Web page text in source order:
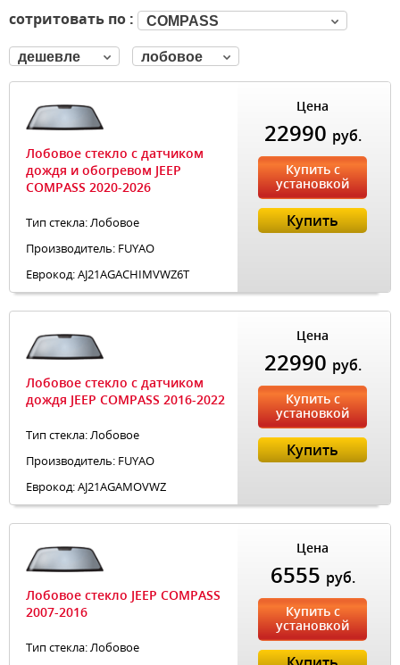
сотритовать по : COMPASS
дешевле лобовое
Лобовое стекло с датчиком
дождя и обогревом JEEP
COMPASS 2020-2026
Тип стекла: Лобовое
Производитель: FUYAO
Еврокод: AJ21AGACHIMVWZ6T
Цена
22990 руб.
Купить с
установкой
Купить
Лобовое стекло с датчиком
дождя JEEP COMPASS 2016-2022
Тип стекла: Лобовое
Производитель: FUYAO
Еврокод: AJ21AGAMOVWZ
Цена
22990 руб.
Купить с
установкой
Купить
Лобовое стекло JEEP COMPASS
2007-2016
Тип стекла: Лобовое
Цена
6555 руб.
Купить с
установкой